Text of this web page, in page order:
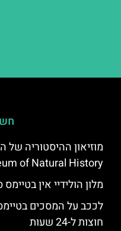
of Natural History)
מלון הולידיי אין בטיימס
לככב על המסכים
חוצות ל-24 שעות